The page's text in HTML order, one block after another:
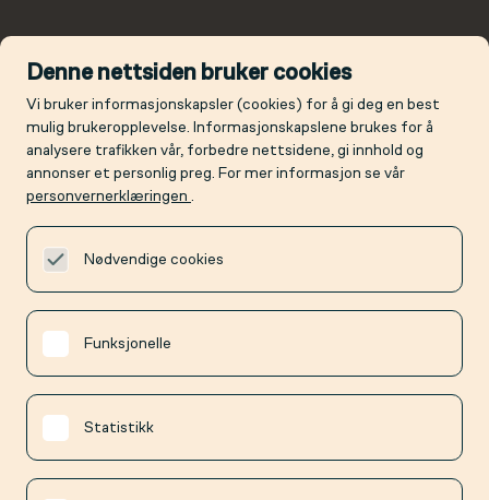
Denne nettsiden bruker cookies
Vi bruker informasjonskapsler (cookies) for å gi deg en best
mulig brukeropplevelse. Informasjonskapslene brukes for å
analysere trafikken vår, forbedre nettsidene, gi innhold og
annonser et personlig preg. For mer informasjon se vår
personvernerklæringen .
Nødvendige cookies
Funksjonelle
Statistikk